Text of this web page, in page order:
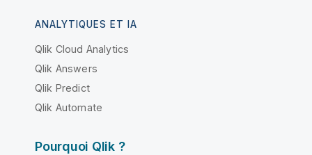
ANALYTIQUES ET IA
Qlik Cloud Analytics
Qlik Answers
Qlik Predict
Qlik Automate
Pourquoi Qlik ?